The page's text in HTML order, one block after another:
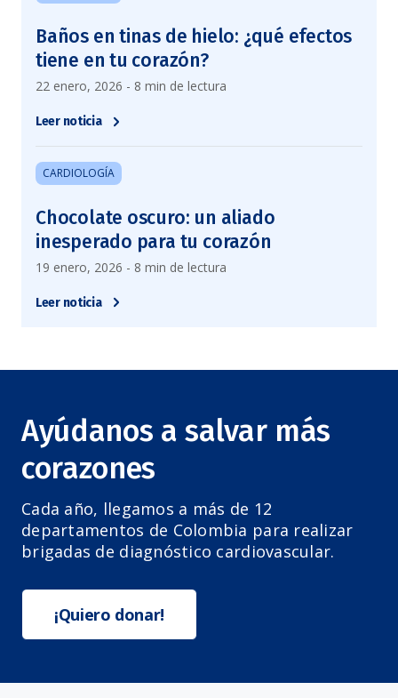
Baños en tinas de hielo: ¿qué efectos
tiene en tu corazón?
22 enero, 2026 - 8 min de lectura
Leer noticia
CARDIOLOGÍA
Chocolate oscuro: un aliado
inesperado para tu corazón
19 enero, 2026 - 8 min de lectura
Leer noticia
Ayúdanos a salvar más
corazones
Cada año, llegamos a más de 12
departamentos de Colombia para realizar
brigadas de diagnóstico cardiovascular.
¡Quiero donar!